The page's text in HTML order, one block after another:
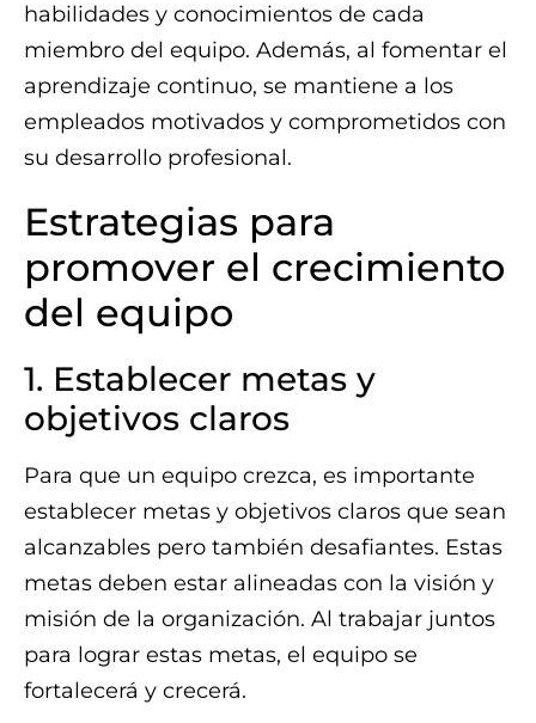
habilidades y conocimientos de cada
miembro del equipo. Además, al fomentar el
aprendizaje continuo, se mantiene a los
empleados motivados y comprometidos con
su desarrollo profesional.
Estrategias para
promover el crecimiento
del equipo
1. Establecer metas y
objetivos claros
Para que un equipo crezca, es importante
establecer metas y objetivos claros que sean
alcanzables pero también desafiantes. Estas
metas deben estar alineadas con la visión y
misión de la organización. Al trabajar juntos
para lograr estas metas, el equipo se
fortalecerá y crecerá.